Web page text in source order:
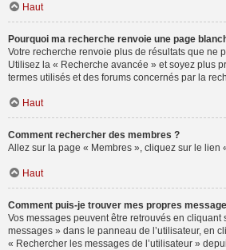
Haut
Pourquoi ma recherche renvoie une page
Votre recherche renvoie plus de résultats que ne
Utilisez la « Recherche avancée » et soyez plus
termes utilisés et des forums concernés par la
Haut
Comment rechercher des membres ?
Allez sur la page « Membres », cliquez sur le lien
Haut
Comment puis-je trouver mes propres
Vos messages peuvent être retrouvés en cliquant
messages » dans le panneau de l’utilisateur, en
« Rechercher les messages de l’utilisateur »